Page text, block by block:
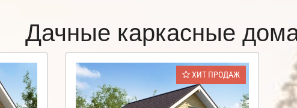
Дачные каркасные
ХИТ ПРОДАЖ